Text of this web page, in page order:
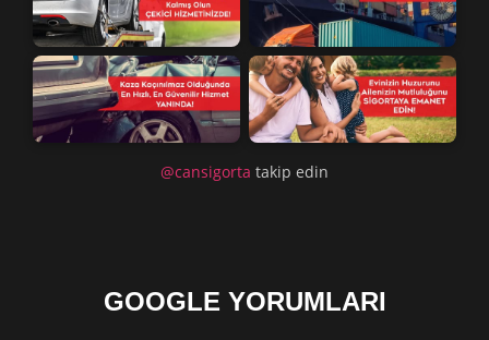
@cansigorta takip edin
GOOGLE YORUMLARI